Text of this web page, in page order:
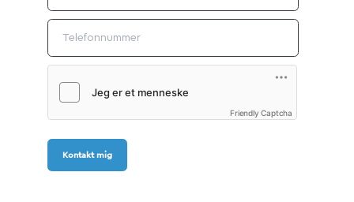
Friendly Captcha
Kontakt mig